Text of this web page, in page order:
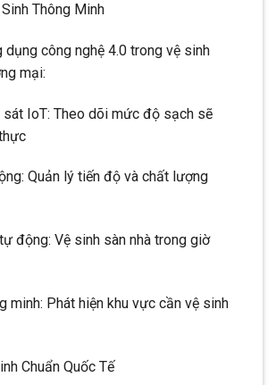
Thông Minh
dụng công nghệ 4.0 trong vệ sinh
mại:
sát IoT: Theo dõi mức độ sạch sẽ
Quản lý tiến độ và chất lượng
động: Vệ sinh sàn nhà trong giờ
minh: Phát hiện khu vực cần vệ sinh
Chuẩn Quốc Tế